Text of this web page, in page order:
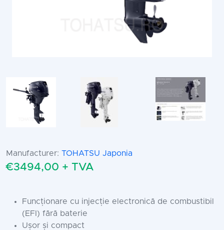
Manufacturer: TOHATSU Japonia
€3494,00 + TVA
Funcționare cu injecție electronică de combustibil
(EFI) fără baterie
Ușor și compact